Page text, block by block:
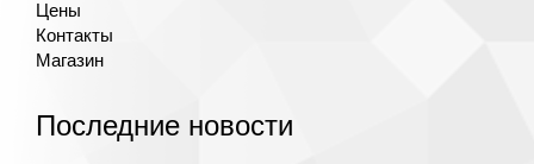
Цены
Контакты
Магазин
Последние новости